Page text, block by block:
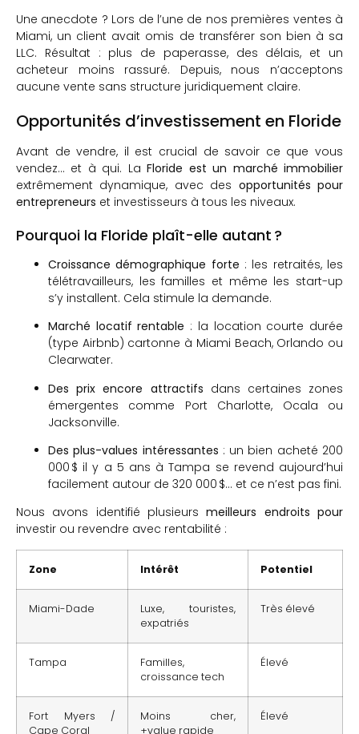
Une anecdote ? Lors de l’une de nos premières ventes à
Miami, un client avait omis de transférer son bien à sa
LLC. Résultat : plus de paperasse, des délais, et un
acheteur moins rassuré. Depuis, nous n’acceptons
aucune vente sans structure juridiquement claire.
Opportunités d’investissement en Floride
Avant de vendre, il est crucial de savoir ce que vous
vendez… et à qui. LaFloride est un marché immobilier
extrêmement dynamique, avec des opportunités pour
entrepreneurs et investisseurs à tous les niveaux.
Pourquoi la Floride plaît-elle autant ?
Croissance démographique forte : les retraités, les
télétravailleurs, les familles et même les start-up
s’y installent. Cela stimule la demande.
Marché locatif rentable : la location courte durée
(type Airbnb) cartonne à Miami Beach, Orlando ou
Clearwater.
Des prix encore attractifs dans certaines zones
émergentes comme Port Charlotte, Ocala ou
Jacksonville.
Des plus-values intéressantes : un bien acheté 200
000 $ il y a 5 ans à Tampa se revend aujourd’hui
facilement autour de 320 000 $… et ce n’est pas fini.
Nous avons identifié plusieursmeilleurs endroits pour
investir ou revendre avec rentabilité :
Zone Intérêt Potentiel
Miami-Dade
Luxe, touristes,
expatriés
Très élevé
Tampa
Familles,
croissance tech
Élevé
Fort Myers /
Cape Coral
Moins cher,
+value rapide
Élevé